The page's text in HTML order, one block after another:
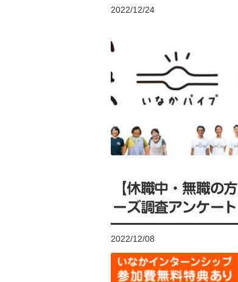
2022/12/24
【休職中・無職の
ーズ調査アンケー
2022/12/08